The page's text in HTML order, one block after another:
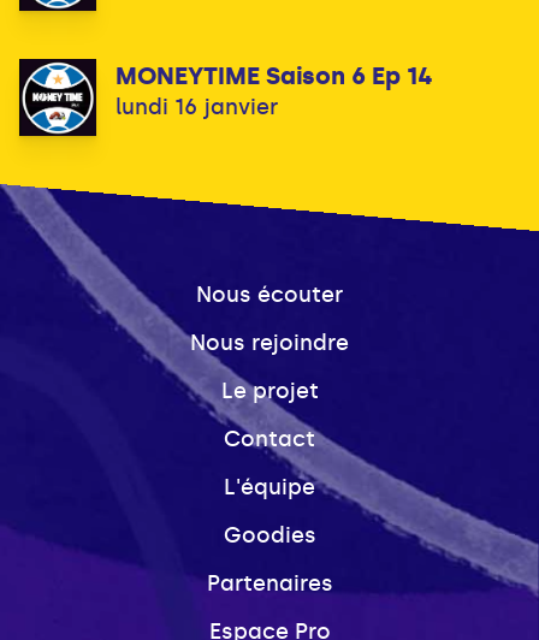
MONEYTIME Saison 6 Ep 14
lundi 16 janvier
Nous écouter
Nous rejoindre
Le projet
Contact
L'équipe
Goodies
Partenaires
Espace Pro